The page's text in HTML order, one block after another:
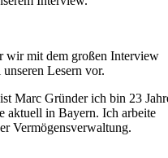
wir mit dem großen Interview
Lesern vor.
Marc Gründer ich bin 23
aktuell in Bayern. Ich arbeite
Vermögensverwaltung.